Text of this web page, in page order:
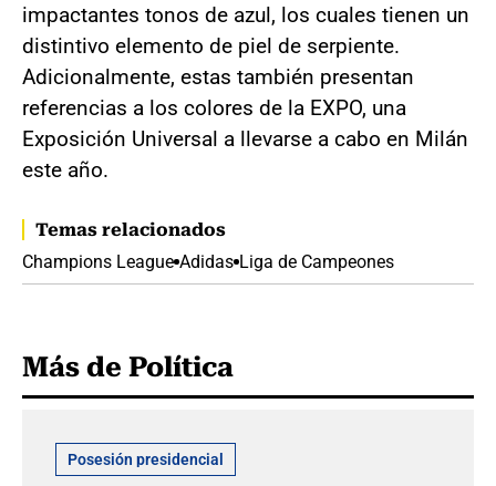
impactantes tonos de azul, los cuales tienen un
distintivo elemento de piel de serpiente.
Adicionalmente, estas también presentan
referencias a los colores de la EXPO, una
Exposición Universal a llevarse a cabo en Milán
este año.
Temas relacionados
Champions League Adidas Liga de Campeones
Más de Política
Posesión presidencial